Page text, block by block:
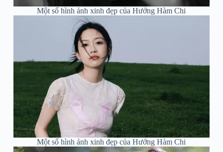
Một số hình ảnh xinh đẹp của Hướng Hàm Chi
Một số hình ảnh xinh đẹp của Hướng Hàm Chi